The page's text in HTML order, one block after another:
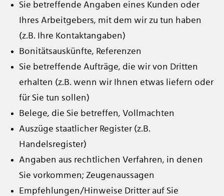
Sie betreffende Angaben eines Kunden oder
Ihres Arbeitgebers, mit dem wir zu tun haben
(z.B. Ihre Kontaktangaben)
Bonitätsauskünfte, Referenzen
Sie betreffende Aufträge, die wir von Dritten
erhalten (z.B. wenn wir Ihnen etwas liefern oder
für Sie tun sollen)
Belege, die Sie betreffen, Vollmachten
Auszüge staatlicher Register (z.B.
Handelsregister)
Angaben aus rechtlichen Verfahren, in denen
Sie vorkommen; Zeugenaussagen
Empfehlungen/Hinweise Dritter auf Sie